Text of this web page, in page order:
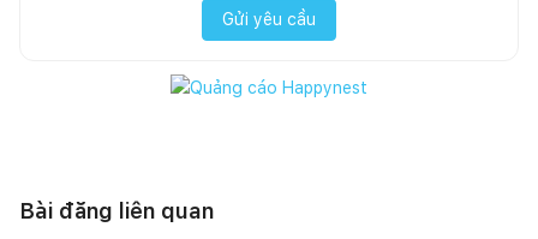
Gửi yêu cầu
Bài đăng liên quan